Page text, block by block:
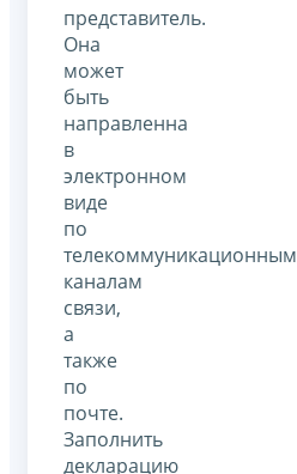
представитель.
Она
может
быть
направленна
в
электронном
виде
по
телекоммуникационным
каналам
связи,
а
также
по
почте.
Заполнить
декларацию